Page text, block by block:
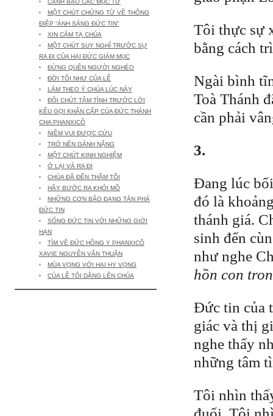
CẢNH BÁO CÁC MỤC TỬ
MỘT CHÚT CHỨNG TỪ VỀ THÔNG
ĐIỆP “ÁNH SÁNG ĐỨC TIN”
XIN CẢM TẠ CHÚA
MỘT CHÚT SUY NGHĨ TRƯỚC SỰ
RA ĐI CỦA HAI ĐỨC GIÁM MỤC
ĐỪNG QUÊN NGƯỜI NGHÈO
ĐỜI TÔI NHƯ CỦA LỄ
LÀM THEO Ý CHÚA LÚC NÀY
ĐÔI CHÚT TÂM TÌNH TRƯỚC LỜI
KÊU GỌI KHẨN CẤP CỦA ĐỨC THÁNH
CHA PHANXICÔ
NIỀM VUI ĐƯỢC CỨU
TRỞ NÊN GÁNH NẶNG
MỘT CHÚT KINH NGHIỆM
Ở LẠI VÀ RA ĐI
CHÚA ĐÃ ĐẾN THĂM TÔI
HÃY BƯỚC RA KHỎI MỒ
NHỮNG CƠN BÃO ĐANG TÀN PHÁ
ĐỨC TIN
SỐNG ĐỨC TIN VỚI NHỮNG GIỚI
HẠN
TÌM VỀ ĐỨC HỒNG Y PHANXICÔ
XAVIE NGUYỄN VĂN THUẬN
MÙA VỌNG VỚI HAI HY VỌNG
CỦA LỄ TÔI DÂNG LÊN CHÚA
Tôi thực sự
bằng cách
Ngài bình
Toà Thánh
cần phải
3.
Đang lúc
đó là
thánh giá.
sinh đến
như nghe
hồn con
Đức tin của
giác và thị
nghe thấy
những tâm
Tôi nhìn